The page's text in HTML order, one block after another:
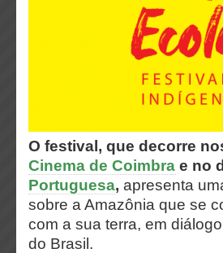
O festival, que decorre
Cinema de Coimbra e no
Portuguesa, apresenta
sobre a Amazônia que se
com a sua terra, em
do Brasil.